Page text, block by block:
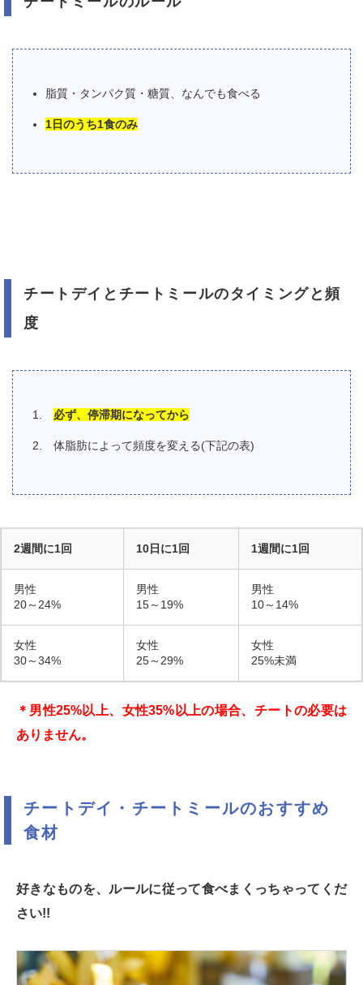
脂質・タンパク質・糖質、なんでも食べる
1日のうち1食のみ
チートデイとチートミールのタイミングと頻
度
必ず、停滞期になってから
体脂肪によって頻度を変える(下記の表)
2週間に1回 10日に1回 1週間に1回
男性
20～24%
男性
15～19%
男性
10～14%
女性
30～34%
女性
25～29%
女性
25%未満
＊男性25%以上、女性35%以上の場合、チートの必要は
ありません。
チートデイ・チートミールのおすすめ
食材
好きなものを、ルールに従って食べまくっちゃってくだ
さい!!